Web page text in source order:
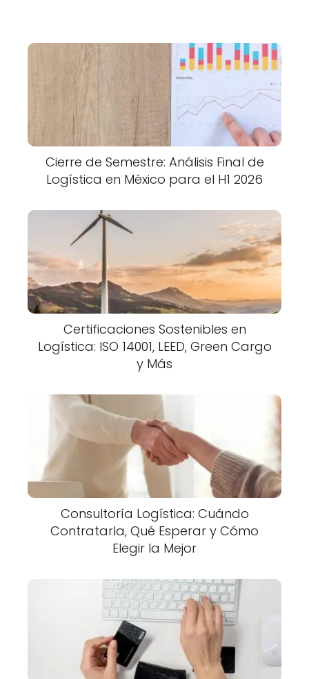
Cierre de Semestre: Análisis Final de
Logística en México para el H1 2026
Certificaciones Sostenibles en
Logística: ISO 14001, LEED, Green Cargo
y Más
Consultoría Logística: Cuándo
Contratarla, Qué Esperar y Cómo
Elegir la Mejor